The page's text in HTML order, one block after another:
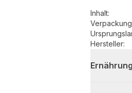
Inhalt:
Verpackung
Hersteller: